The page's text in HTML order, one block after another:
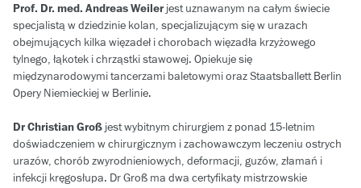
Prof. Dr. med. Andreas Weiler jest uznawanym na całym świecie
specjalistą w dziedzinie kolan, specjalizującym się w urazach
obejmujących kilka więzadeł i chorobach więzadła krzyżowego
tylnego, łąkotek i chrząstki stawowej. Opiekuje się
międzynarodowymi tancerzami baletowymi oraz Staatsballett Berlin
Opery Niemieckiej w Berlinie.
Dr Christian Groß jest wybitnym chirurgiem z ponad 15-letnim
doświadczeniem w chirurgicznym i zachowawczym leczeniu ostrych
urazów, chorób zwyrodnieniowych, deformacji, guzów, złamań i
infekcji kręgosłupa. Dr Groß ma dwa certyfikaty mistrzowskie